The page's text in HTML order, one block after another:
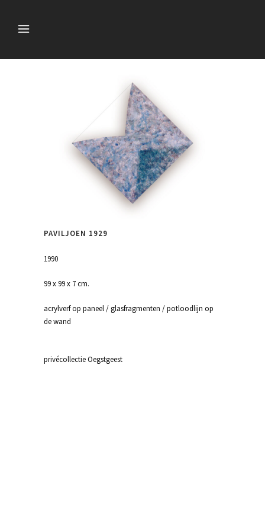
PAVILJOEN 1929
1990
99 x 99 x 7 cm.
acrylverf op paneel / glasfragmenten / potloodlijn op
de wand
privécollectie Oegstgeest